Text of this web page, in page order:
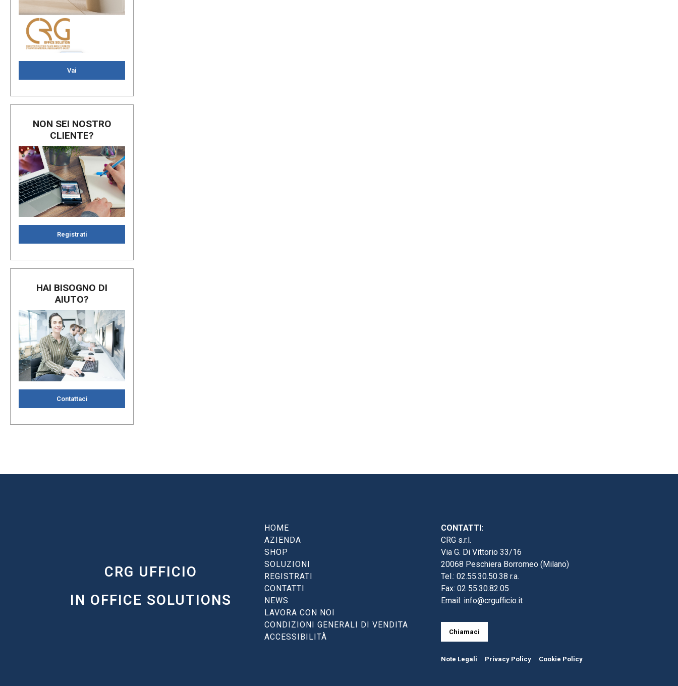
Vai
NON SEI NOSTRO
CLIENTE?
Registrati
HAI BISOGNO DI
AIUTO?
Contattaci
CRG UFFICIO
IN OFFICE SOLUTIONS
HOME
AZIENDA
SHOP
SOLUZIONI
REGISTRATI
CONTATTI
NEWS
LAVORA CON NOI
CONDIZIONI GENERALI DI VENDITA
ACCESSIBILITÀ
CONTATTI:
CRG s.r.l.
Via G. Di Vittorio 33/16
20068 Peschiera Borromeo (Milano)
Tel.: 02.55.30.50.38 r.a.
Fax: 02 55.30.82.05
Email: info@crgufficio.it
Chiamaci
Note Legali Privacy Policy Cookie Policy